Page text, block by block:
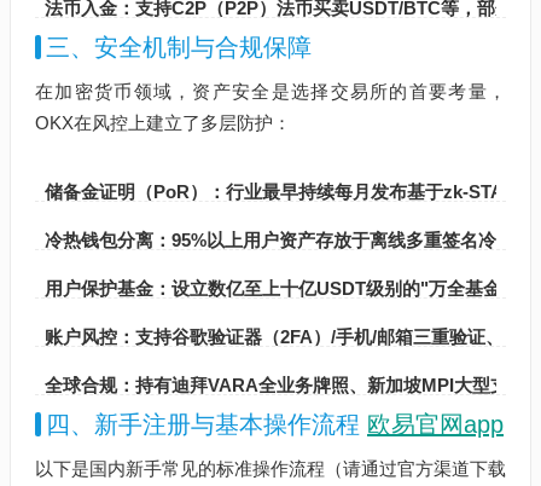
法币入金：支持C2P（P2P）法币买卖USDT/BTC等，部分
三、安全机制与合规保障
在加密货币领域，资产安全是选择交易所的首要考量，
OKX在风控上建立了多层防护：
储备金证明（PoR）：行业最早持续每月发布基于zk-
冷热钱包分离：95%以上用户资产存放于离线多重签名冷钱
用户保护基金：设立数亿至上十亿USDT级别的"万全基金/
账户风控：支持谷歌验证器（2FA）/手机/邮箱三重验证、防
全球合规：持有迪拜VARA全业务牌照、新加坡MPI大型支
四、新手注册与基本操作流程 欧易官网app
以下是国内新手常见的标准操作流程（请通过官方渠道下载